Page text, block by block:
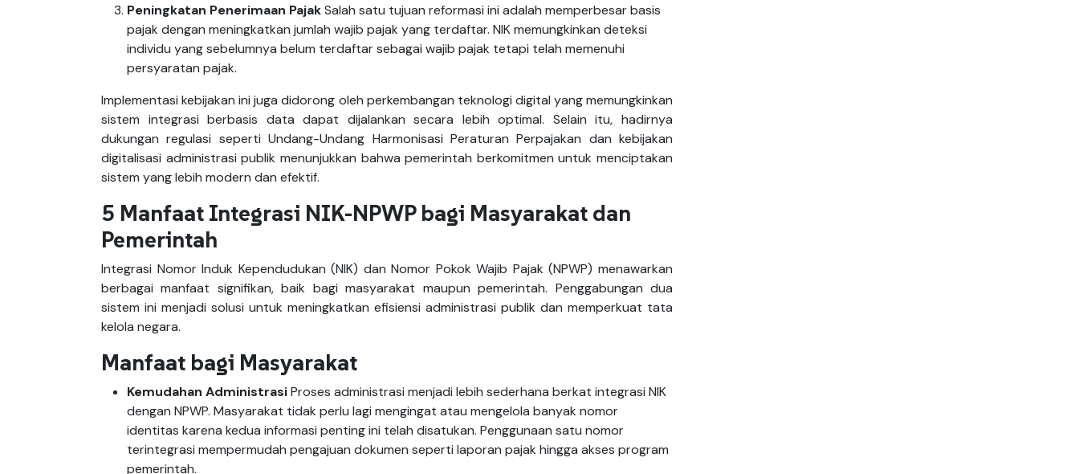
Peningkatan Penerimaan PajakSalah satu tujuan reformasi ini adalah memperbesar basis
pajak dengan meningkatkan jumlah wajib pajak yang terdaftar. NIK memungkinkan deteksi
individu yang sebelumnya belum terdaftar sebagai wajib pajak tetapi telah memenuhi
persyaratan pajak.
Implementasi kebijakan ini juga didorong oleh perkembangan teknologi digital yang memungkinkan
sistem integrasi berbasis data dapat dijalankan secara lebih optimal. Selain itu, hadirnya
dukungan regulasi seperti Undang-Undang Harmonisasi Peraturan Perpajakan dan kebijakan
digitalisasi administrasi publik menunjukkan bahwa pemerintah berkomitmen untuk menciptakan
sistem yang lebih modern dan efektif.
5 Manfaat Integrasi NIK-NPWP bagi Masyarakat dan
Pemerintah
Integrasi Nomor Induk Kependudukan (NIK) dan Nomor Pokok Wajib Pajak (NPWP) menawarkan
berbagai manfaat signifikan, baik bagi masyarakat maupun pemerintah. Penggabungan dua
sistem ini menjadi solusi untuk meningkatkan efisiensi administrasi publik dan memperkuat tata
kelola negara.
Manfaat bagi Masyarakat
Kemudahan AdministrasiProses administrasi menjadi lebih sederhana berkat integrasi NIK
dengan NPWP. Masyarakat tidak perlu lagi mengingat atau mengelola banyak nomor
identitas karena kedua informasi penting ini telah disatukan. Penggunaan satu nomor
terintegrasi mempermudah pengajuan dokumen seperti laporan pajak hingga akses program
pemerintah.